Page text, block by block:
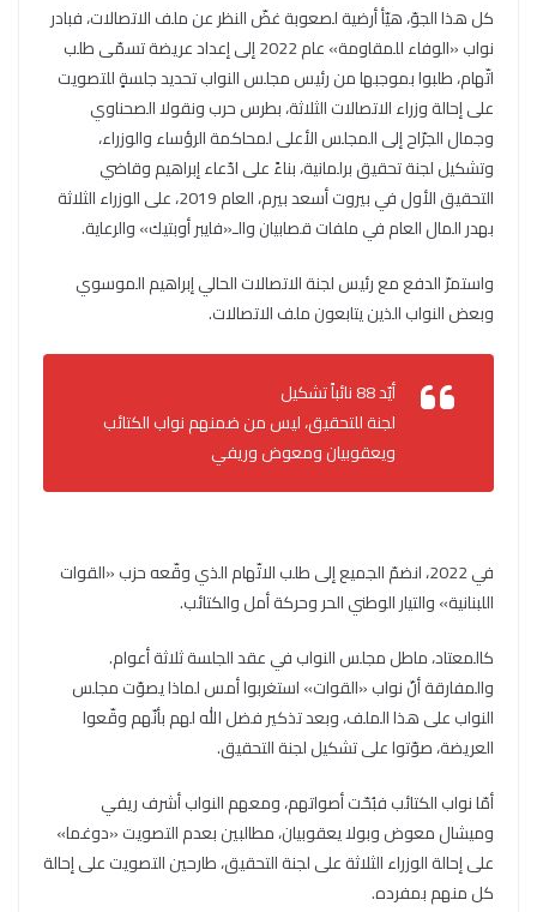
كل هذا الجوّ، هيّأ أرضية لصعوبة غضّ النظر عن ملف الاتصالات، فبادر
نواب «الوفاء للمقاومة» عام 2022 إلى إعداد عريضة تسمّى طلب
اتّهام، طلبوا بموجبها من رئيس مجلس النواب تحديد جلسةٍ للتصويت
على إحالة وزراء الاتصالات الثلاثة، بطرس حرب ونقولا الصحناوي
وجمال الجرّاح إلى المجلس الأعلى لمحاكمة الرؤساء والوزراء،
وتشكيل لجنة تحقيق برلمانية، بناءً على ادّعاء إبراهيم وقاضي
التحقيق الأول في بيروت أسعد بيرم، العام 2019، على الوزراء الثلاثة
بهدر المال العام في ملفات قصابيان والـ«فايبر أوبتيك» والرعاية.
واستمرّ الدفع مع رئيس لجنة الاتصالات الحالي إبراهيم الموسوي
وبعض النواب الذين يتابعون ملف الاتصالات.
أيّد 88 نائباً تشكيل
لجنة للتحقيق، ليس من ضمنهم نواب الكتائب
ويعقوبيان ومعوض وريفي
في 2022، انضمّ الجميع إلى طلب الاتّهام الذي وقّعه حزب «القوات
اللبنانية» والتيار الوطني الحر وحركة أمل والكتائب.
كالمعتاد، ماطل مجلس النواب في عقد الجلسة ثلاثة أعوام.
والمفارقة أنّ نواب «القوات» استغربوا أمس لماذا يصوّت مجلس
النواب على هذا الملف، وبعد تذكير فضل الله لهم بأنّهم وقّعوا
العريضة، صوّتوا على تشكيل لجنة التحقيق.
أمّا نواب الكتائب فبُحّت أصواتهم، ومعهم النواب أشرف ريفي
وميشال معوض وبولا يعقوبيان، مطالبين بعدم التصويت «دوغما»
على إحالة الوزراء الثلاثة على لجنة التحقيق، طارحين التصويت على إحالة
كل منهم بمفرده.